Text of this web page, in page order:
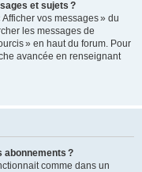
et sujets ?
vos messages » du
les messages de
» en haut du forum. Pour
avancée en renseignant
abonnements ?
comme dans un